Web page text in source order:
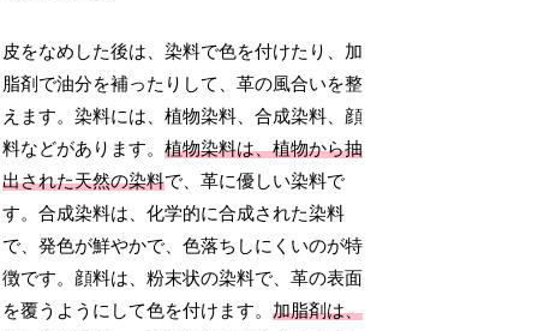
皮をなめした後は、染料で色を付けたり、加
脂剤で油分を補ったりして、革の風合いを整
えます。染料には、植物染料、合成染料、顔
料などがあります。植物染料は、植物から抽
出された天然の染料で、革に優しい染料で
す。合成染料は、化学的に合成された染料
で、発色が鮮やかで、色落ちしにくいのが特
徴です。顔料は、粉末状の染料で、革の表面
を覆うようにして色を付けます。加脂剤は、